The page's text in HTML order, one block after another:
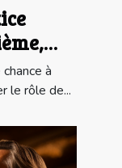
à
le rôle de...